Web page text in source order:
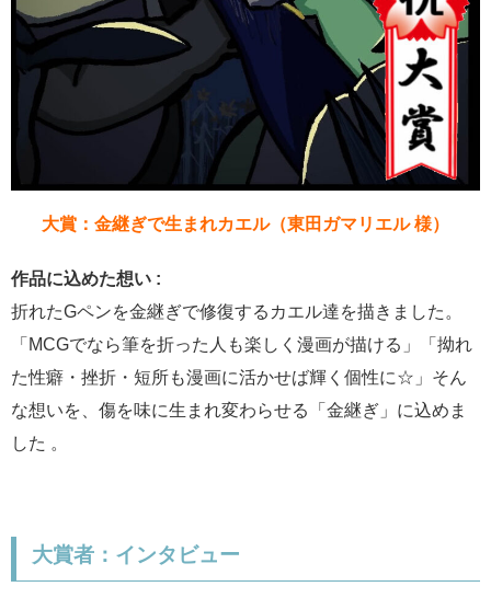
大賞：金継ぎで生まれカエル（東田ガマリエル 様）
作品に込めた想い :
折れたGペンを金継ぎで修復するカエル達を描きました。
「MCGでなら筆を折った人も楽しく漫画が描ける」「拗れ
た性癖・挫折・短所も漫画に活かせば輝く個性に☆」そん
な想いを、傷を味に生まれ変わらせる「金継ぎ」に込めま
した 。
大賞者：インタビュー